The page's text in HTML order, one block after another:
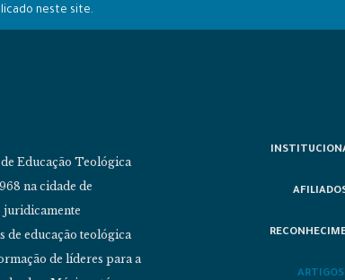
neste site.
Educação Teológica
na cidade de
juridicamente
de educação teológica
de líderes para a
ARTIGOS